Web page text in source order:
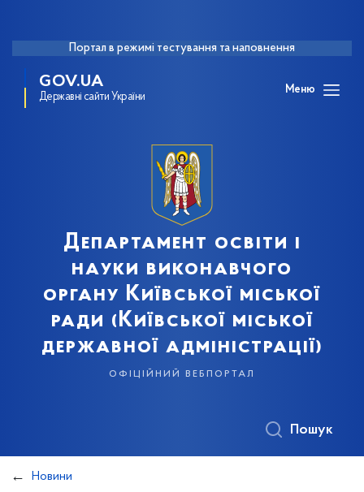
Портал в режимі тестування та наповнення
GOV.UA
Державні сайти України
Меню
Департамент освіти і
науки виконавчого
органу Київської міської
ради (Київської міської
державної адміністрації)
офіційний вебпортал
Пошук
Новини